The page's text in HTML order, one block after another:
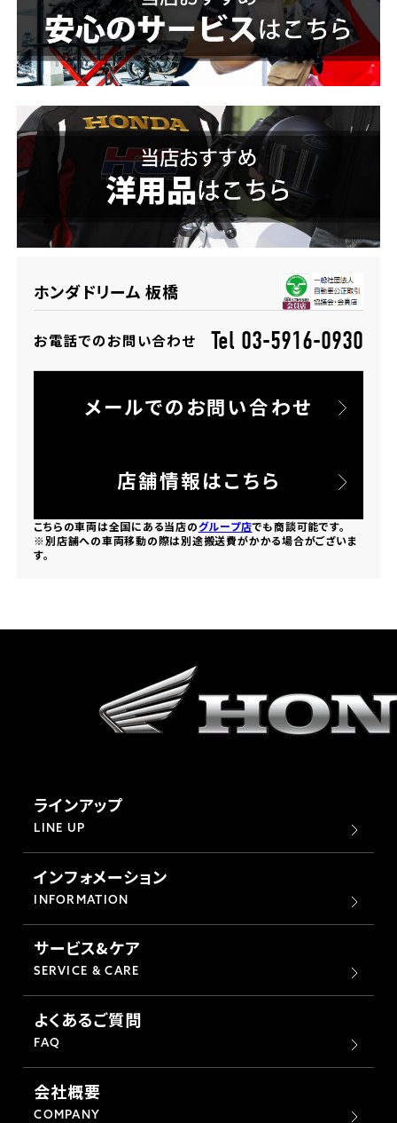
ホンダドリーム 板橋
お電話でのお問い合わせ Tel 03-5916-0930
メールでのお問い合わせ
店舗情報はこちら
こちらの車両は全国にある当店のグループ店でも商談可能です。
※別店舗への車両移動の際は別途搬送費がかかる場合がございま
す。
ラインアップ
LINE UP
インフォメーション
INFORMATION
サービス&ケア
SERVICE & CARE
よくあるご質問
FAQ
会社概要
COMPANY
千葉県
ホンダドリーム 船橋
ホンダドリーム 松戸
ホンダドリーム 蘇我
埼玉県
ホンダドリーム 所沢
ホンダドリーム 大宮
ホンダドリーム 水戸北
ホンダドリーム 西宮甲子園
奈良県
ホンダドリーム 奈良